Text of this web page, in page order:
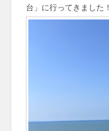
台」に行ってきました！